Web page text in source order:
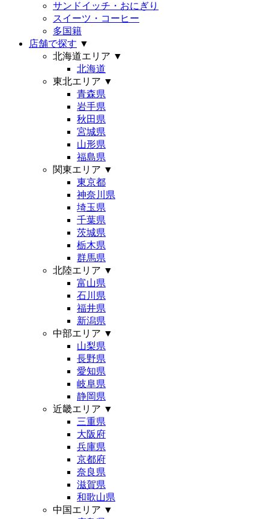
サンドイッチ・おにぎり
スイーツ・コーヒー
多国籍
店舗で探す ▼
北海道エリア ▼
北海道
東北エリア ▼
青森県
岩手県
秋田県
宮城県
山形県
福島県
関東エリア ▼
東京都
神奈川県
埼玉県
千葉県
茨城県
栃木県
群馬県
北陸エリア ▼
富山県
石川県
福井県
新潟県
中部エリア ▼
山梨県
長野県
愛知県
岐阜県
静岡県
近畿エリア ▼
三重県
大阪府
兵庫県
京都府
奈良県
滋賀県
和歌山県
中国エリア ▼